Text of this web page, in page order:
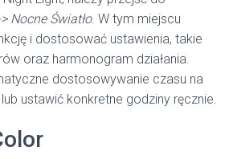
Nocne Światło. W tym miejscu
i dostosować ustawienia, takie
oraz harmonogram działania.
dostosowywanie czasu na
ustawić konkretne godziny ręcznie.